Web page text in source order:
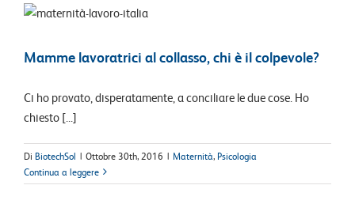
Mamme lavoratrici al collasso, chi è il colpevole?
Ci ho provato, disperatamente, a conciliare le due cose. Ho
chiesto [...]
Di BiotechSol | Ottobre 30th, 2016 | Maternità, Psicologia
Continua a leggere